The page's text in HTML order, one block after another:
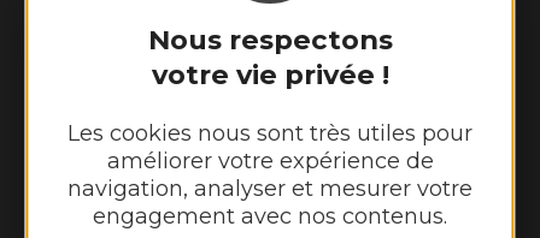
Nous respectons
votre vie privée !
Les cookies nous sont très utiles pour
améliorer votre expérience de
navigation, analyser et mesurer votre
engagement avec nos contenus.
Mercredi de 9h00 à 12h00
Jeudi de 9h00 à 12h00 et de 13h30 à 17h30
16h30
Nous contacter